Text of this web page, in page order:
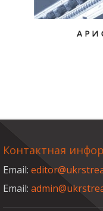
Контактная
Email:
Email: